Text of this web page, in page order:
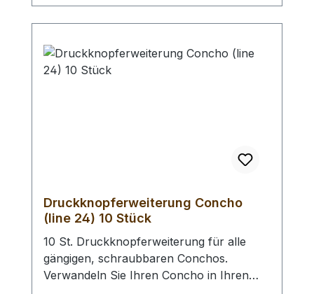
Druckknopferweiterung Concho
(line 24) 10 Stück
10 St. Druckknopferweiterung für alle
gängigen, schraubbaren Conchos.
Verwandeln Sie Ihren Concho in Ihren